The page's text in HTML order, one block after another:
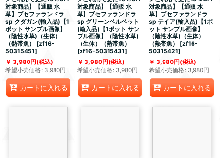
対象商品】【通販 水
草】ブセファランドラ
sp クダガン(輸入品)【1
ポット サンプル画像】
（陰性水草)（生体）
（熱帯魚）
[zf16-
50315451]
3,980円(税込)
希望小売価格: 3,980円
カートに入れる
対象商品】【通販 水
草】ブセファランドラ
sp グリーンベルベット
(輸入品)【1ポット サン
プル画像】（陰性水草)
（生体）（熱帯魚）
[zf16-50315431]
3,980円(税込)
希望小売価格: 3,980円
カートに入れる
対象商品】【通販 水
草】ブセファランドラ
sp テイア(輸入品)【1ポ
ット サンプル画像】
（陰性水草)（生体）
（熱帯魚）
[zf16-
50315421]
3,980円(税込)
希望小売価格: 3,980円
カートに入れる